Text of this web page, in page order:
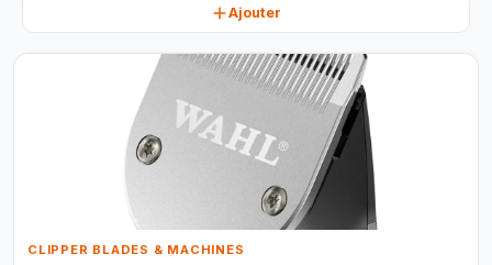
Ajouter
CLIPPER BLADES & MACHINES